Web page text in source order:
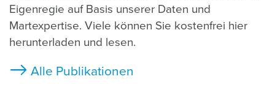
Eigenregie auf Basis unserer Daten und
Martexpertise. Viele können Sie kostenfrei hier
herunterladen und lesen.
Alle Publikationen